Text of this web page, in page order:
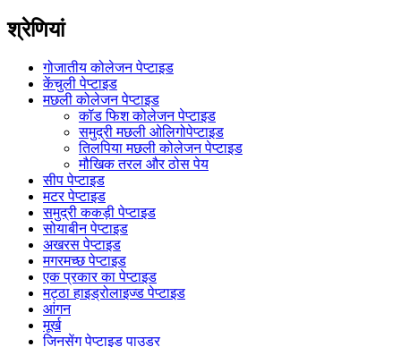
श्रेणियां
गोजातीय कोलेजन पेप्टाइड
केंचुली पेप्टाइड
मछली कोलेजन पेप्टाइड
कॉड फिश कोलेजन पेप्टाइड
समुद्री मछली ओलिगोपेप्टाइड
तिलपिया मछली कोलेजन पेप्टाइड
मौखिक तरल और ठोस पेय
सीप पेप्टाइड
मटर पेप्टाइड
समुद्री ककड़ी पेप्टाइड
सोयाबीन पेप्टाइड
अखरस पेप्टाइड
मगरमच्छ पेप्टाइड
एक प्रकार का पेप्टाइड
मट्ठा हाइड्रोलाइज्ड पेप्टाइड
आंगन
मूर्ख
जिनसेंग पेप्टाइड पाउडर